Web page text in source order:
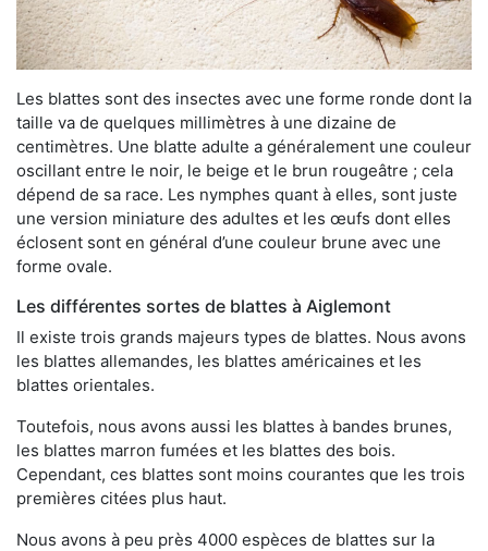
Les blattes sont des insectes avec une forme ronde dont la
taille va de quelques millimètres à une dizaine de
centimètres. Une blatte adulte a généralement une couleur
oscillant entre le noir, le beige et le brun rougeâtre ; cela
dépend de sa race. Les nymphes quant à elles, sont juste
une version miniature des adultes et les œufs dont elles
éclosent sont en général d’une couleur brune avec une
forme ovale.
Les différentes sortes de blattes à Aiglemont
Il existe trois grands majeurs types de blattes. Nous avons
les blattes allemandes, les blattes américaines et les
blattes orientales.
Toutefois, nous avons aussi les blattes à bandes brunes,
les blattes marron fumées et les blattes des bois.
Cependant, ces blattes sont moins courantes que les trois
premières citées plus haut.
Nous avons à peu près 4000 espèces de blattes sur la